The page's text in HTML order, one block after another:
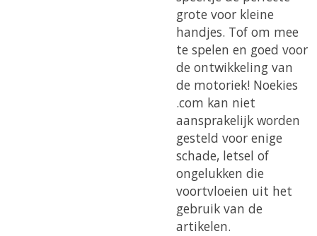
grote voor kleine
handjes. Tof om mee
te spelen en goed voor
de ontwikkeling van
de motoriek! Noekies
.com kan niet
aansprakelijk worden
gesteld voor enige
schade, letsel of
ongelukken die
voortvloeien uit het
gebruik van de
artikelen.